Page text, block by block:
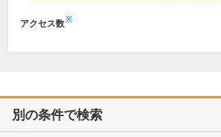
アクセス数※
別の条件で検索